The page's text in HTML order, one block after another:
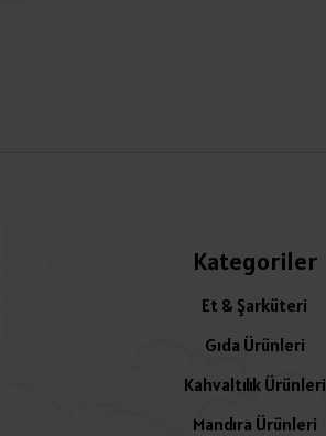
Kategoriler
Et & Şarküteri
Gıda Ürünleri
Kahvaltılık Ürünleri
Mandıra Ürünleri